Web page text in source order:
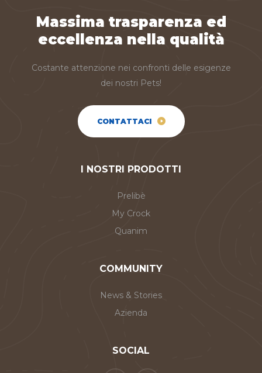
Massima trasparenza ed
eccellenza nella qualità
Costante attenzione nei confronti delle esigenze
dei nostri Pets!
CONTATTACI
I NOSTRI PRODOTTI
Prelibè
My Crock
Quanim
COMMUNITY
News & Stories
Azienda
SOCIAL